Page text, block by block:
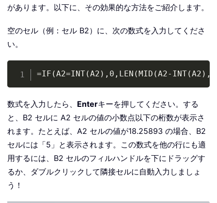
があります。以下に、その効果的な方法をご紹介します。
空のセル（例：セル B2）に、次の数式を入力してくださ
い。
=IF(A2=INT(A2),0,LEN(MID(A2-Copy
数式を入力したら、 Enterキーを押してください。する
と、B2 セルに A2 セルの値の小数点以下の桁数が表示さ
れます。たとえば、A2 セルの値が18.25893 の場合、B2
セルには「5」と表示されます。この数式を他の行にも適
用するには、B2 セルのフィルハンドルを下にドラッグす
るか、ダブルクリックして隣接セルに自動入力しましょ
う！